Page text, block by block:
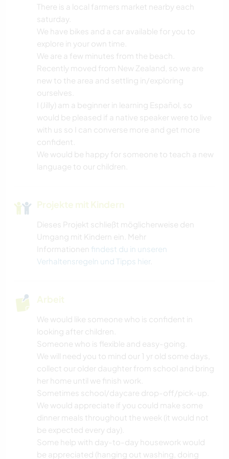
OUTDOOR-AKTIVITÄTEN
NATUR
WANDERN
TANZEN
RADFAHREN
CAMPING
There is a local farmers market nearby each
saturday.
We have bikes and a car available for you to
explore in your own time.
We are a few minutes from the beach.
Recently moved from New Zealand, so we are
new to the area and settling in/exploring
ourselves.
I (Jilly) am a beginner in learning Español, so
would be pleased if a native speaker were to live
with us so I can converse more and get more
confident.
We would be happy for someone to teach a new
language to our children.
Projekte mit Kindern
Dieses Projekt schließt möglicherweise den
Umgang mit Kindern ein. Mehr
Informationen findest du in unseren
Verhaltensregeln und Tipps hier.
Arbeit
We would like someone who is confident in
looking after children.
Someone who is flexible and easy-going.
We will need you to mind our 1 yr old some days,
collect our older daughter from school and bring
her home until we finish work.
Sometimes school/daycare drop-off/pick-up.
We would appreciate if you could make some
dinner meals throughout the week (it would not
be expected every day).
Some help with day-to-day housework would
be appreciated (hanging out washing, doing